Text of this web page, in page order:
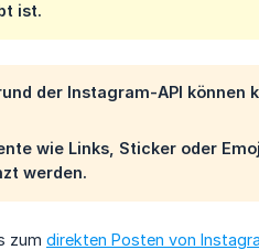
ist.
der Instagram-API können
wie Links, Sticker oder
werden.
zum direkten Posten von